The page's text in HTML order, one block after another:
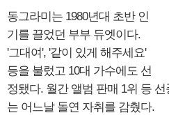
동그라미는 1980년대 초반 인
기를 끌었던 부부 듀엣이다.
'그대여', '같이 있게 해주세요'
등을 불렀고 10대 가수에도 선
정됐다. 월간 앨범 판매 1위 등
는 어느날 돌연 자취를 감췄다.